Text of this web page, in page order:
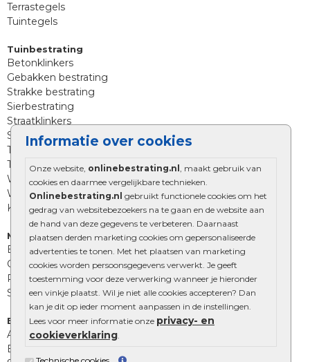
Informatie over cookies
Onze website, onlinebestrating.nl
, maakt gebruik van
cookies en daarmee vergelijkbare technieken.
Onlinebestrating.nl gebruikt functionele cookies om het
gedrag van websitebezoekers na te gaan en de website aan
de hand van deze gegevens te verbeteren. Daarnaast
plaatsen derden marketing cookies om gepersonaliseerde
advertenties te tonen. Met het plaatsen van marketing
cookies worden persoonsgegevens verwerkt. Je geeft
toestemming voor deze verwerking wanneer je hieronder
een vinkje plaatst. Wil je niet alle cookies accepteren? Dan
kan je dit op ieder moment aanpassen in de instellingen.
Lees voor meer informatie onze privacy- en
cookieverklaring
Terrastegels
Tuintegels
Tuinbestrating
Betonklinkers
Gebakken bestrating
Strakke bestrating
Sierbestrating
Straatklinkers
Straatstenen
Trommelstenen
Tuinstenen
Waalformaat
Wildverband bestrating
Kingstones
Muurelementen
Betonbielzen
Opsluitbanden
Palissades
Stapelblokken
Extra benodigdheden
Afwatering en diversen
Beplantings en betonelementen